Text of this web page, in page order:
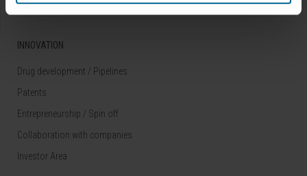
INNOVATION
Drug development / Pipelines
Patents
Entrepreneurship / Spin off
Collaboration with companies
Investor Area